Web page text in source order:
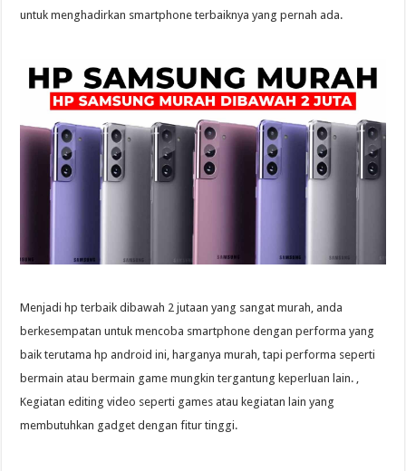
untuk menghadirkan smartphone terbaiknya yang pernah ada.
Menjadi hp terbaik dibawah 2 jutaan yang sangat murah, anda
berkesempatan untuk mencoba smartphone dengan performa yang
baik terutama hp android ini, harganya murah, tapi performa seperti
bermain atau bermain game mungkin tergantung keperluan lain. ,
Kegiatan editing video seperti games atau kegiatan lain yang
membutuhkan gadget dengan fitur tinggi.